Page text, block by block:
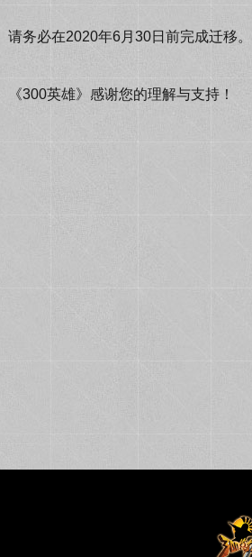
请务必在2020年6月30日前完成迁移
《300英雄》感谢您的理解与支持！